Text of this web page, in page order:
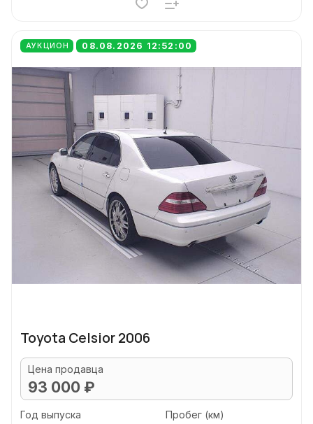
АУКЦИОН 08.08.2026 12:52:00
Toyota Celsior 2006
Цена продавца
93 000 ₽
Год выпуска Пробег (км)